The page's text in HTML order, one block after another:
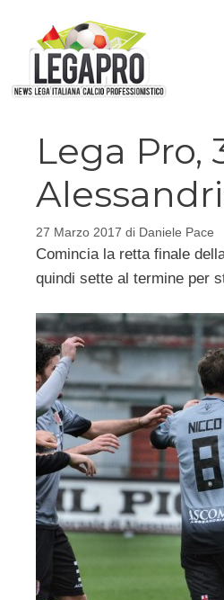
contenuto
Lega Pro,
27 Marzo 2017 di Daniele Pace
Comincia la retta finale
quindi sette al termine per